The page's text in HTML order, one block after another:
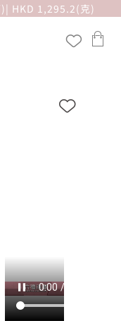
HKD 1,295.2(克)